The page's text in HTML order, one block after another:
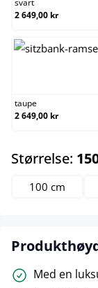
svart
2 649,00 kr
taupe
2 649,00 kr
Størrelse:
100 cm
Med en